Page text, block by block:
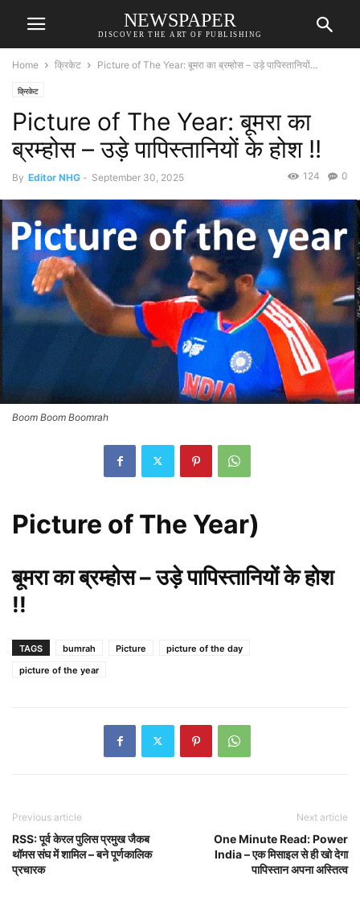
NEWSPAPER
DISCOVER THE ART OF PUBLISHING
Home क्रिकेट Picture of The Year: बूमरा का ब्रम्होस – उड़े पापिस्तानियों...
क्रिकेट
Picture of The Year: बूमरा का
ब्रम्होस – उड़े पापिस्तानियों के होश !!
By Editor NHG - September 30, 2025 0
124
Boom Boom Boomrah
Picture of The Year)
बूमरा का ब्रम्होस – उड़े पापिस्तानियों के होश
!!
TAGS bumrah Picture
picture of the day
picture of the year
Previous article
RSS: पूर्व केरल पुलिस प्रमुख जैकब
थॉमस संघ में शामिल – बने पूर्णकालिक
प्रचारक
Next article
One Minute Read: Power
India – एक मिसाइल से ही खो देगा
पापिस्तान अपना अस्तित्व